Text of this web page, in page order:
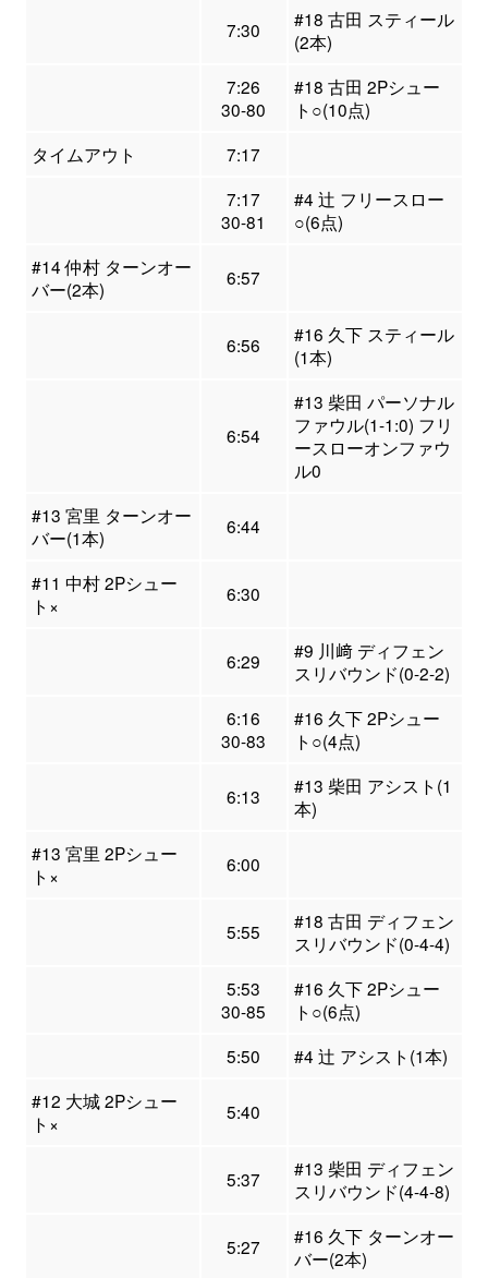
7:30
#18 古田 スティール
(2本)
7:26
30-80
#18 古田 2Pシュー
ト○(10点)
タイムアウト
7:17
7:17
30-81
#4 辻 フリースロー
○(6点)
#14 仲村 ターンオー
バー(2本)
6:57
6:56
#16 久下 スティール
(1本)
6:54
#13 柴田 パーソナル
ファウル(1-1:0) フリ
ースローオンファウ
ル0
#13 宮里 ターンオー
バー(1本)
6:44
#11 中村 2Pシュー
ト×
6:30
6:29
#9 川﨑 ディフェン
スリバウンド(0-2-2)
6:16
30-83
#16 久下 2Pシュー
ト○(4点)
6:13
#13 柴田 アシスト(1
本)
#13 宮里 2Pシュー
ト×
6:00
5:55
#18 古田 ディフェン
スリバウンド(0-4-4)
5:53
30-85
#16 久下 2Pシュー
ト○(6点)
5:50
#4 辻 アシスト(1本)
#12 大城 2Pシュー
ト×
5:40
5:37
#13 柴田 ディフェン
スリバウンド(4-4-8)
5:27
#16 久下 ターンオー
バー(2本)